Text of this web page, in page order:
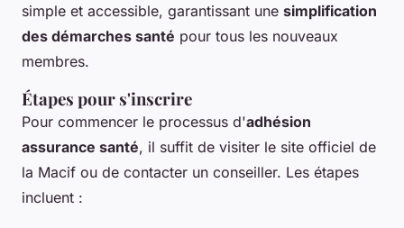
simple et accessible, garantissant une simplification
des démarches santé pour tous les nouveaux
membres.
Étapes pour s'inscrire
Pour commencer le processus d'adhésion
assurance santé, il suffit de visiter le site officiel de
la Macif ou de contacter un conseiller. Les étapes
incluent :